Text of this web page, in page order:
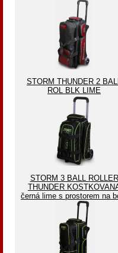
STORM THUNDER 2
ROL BLK LIME
STORM 3 BALL ROLLER
THUNDER
černá lime s prostorem na